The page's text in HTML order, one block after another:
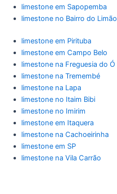
limestone em Sapopemba
limestone no Bairro do Limão
limestone em Pirituba
limestone em Campo Belo
limestone na Freguesia do Ó
limestone na Tremembé
limestone na Lapa
limestone no Itaim Bibi
limestone no Imirim
limestone em Itaquera
limestone na Cachoeirinha
limestone em SP
limestone na Vila Carrão